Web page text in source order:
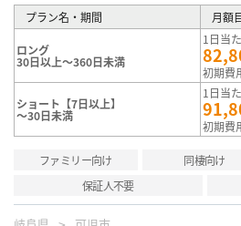
プラン名・期間 月額
ロング
30日以上～360日未満
1日当
初期費
ショート【7日以上】
～30日未満
1日当
初期費
ファミリー向け 同棲向け
保証人不要